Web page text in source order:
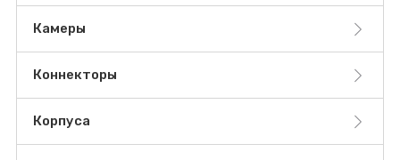
Камеры
Коннекторы
Корпуса